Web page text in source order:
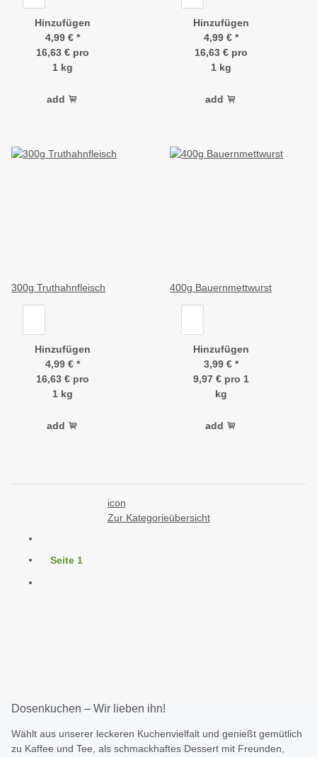
Hinzufügen
4,99 € *
16,63 € pro
1 kg
add
Hinzufügen
4,99 € *
16,63 € pro
1 kg
add
300g Truthahnfleisch
Hinzufügen
4,99 € *
16,63 € pro
1 kg
add
400g Bauernmettwurst
Hinzufügen
3,99 € *
9,97 € pro 1
kg
add
icon
Zur Kategorieübersicht
Seite 1
Dosenkuchen – Wir lieben ihn!
Wählt aus unserer leckeren Kuchenvielfalt und genießt gemütlich
zu Kaffee und Tee, als schmackhaftes Dessert mit Freunden,